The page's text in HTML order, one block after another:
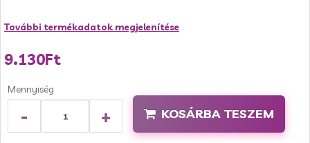
További termékadatok megjelenítése
9.130Ft
Mennyiség
- + KOSÁRBA TESZEM